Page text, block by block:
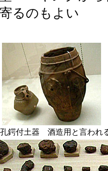
るのもよい
鍔付土器 酒造用と言われ